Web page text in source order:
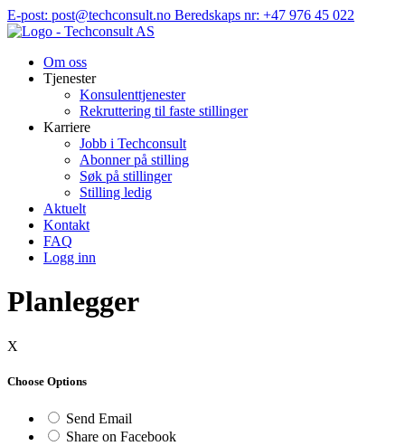
Hopp
til
E-post: post@techconsult.no Beredskaps nr: +47 976 45 022
Om oss
Tjenester
Konsulenttjenester
Rekruttering til faste stillinger
Karriere
Jobb i Techconsult
Abonner på stilling
Søk på stillinger
Stilling ledig
Aktuelt
Kontakt
FAQ
Logg inn
Planlegger
X
Choose Options
Send Email
Share on Facebook